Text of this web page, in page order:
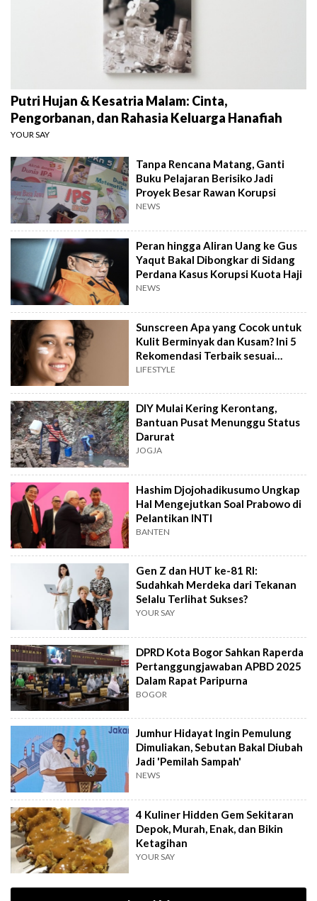
Putri Hujan & Kesatria Malam: Cinta,
Pengorbanan, dan Rahasia Keluarga Hanafiah
YOUR SAY
Tanpa Rencana Matang, Ganti
Buku Pelajaran Berisiko Jadi
Proyek Besar Rawan Korupsi
NEWS
Peran hingga Aliran Uang ke Gus
Yaqut Bakal Dibongkar di Sidang
Perdana Kasus Korupsi Kuota Haji
NEWS
Sunscreen Apa yang Cocok untuk
Kulit Berminyak dan Kusam? Ini 5
Rekomendasi Terbaik sesuai
Review
LIFESTYLE
DIY Mulai Kering Kerontang,
Bantuan Pusat Menunggu Status
Darurat
JOGJA
Hashim Djojohadikusumo Ungkap
Hal Mengejutkan Soal Prabowo di
Pelantikan INTI
BANTEN
Gen Z dan HUT ke-81 RI:
Sudahkah Merdeka dari Tekanan
Selalu Terlihat Sukses?
YOUR SAY
DPRD Kota Bogor Sahkan Raperda
Pertanggungjawaban APBD 2025
Dalam Rapat Paripurna
BOGOR
Jumhur Hidayat Ingin Pemulung
Dimuliakan, Sebutan Bakal Diubah
Jadi 'Pemilah Sampah'
NEWS
4 Kuliner Hidden Gem Sekitaran
Depok, Murah, Enak, dan Bikin
Ketagihan
YOUR SAY